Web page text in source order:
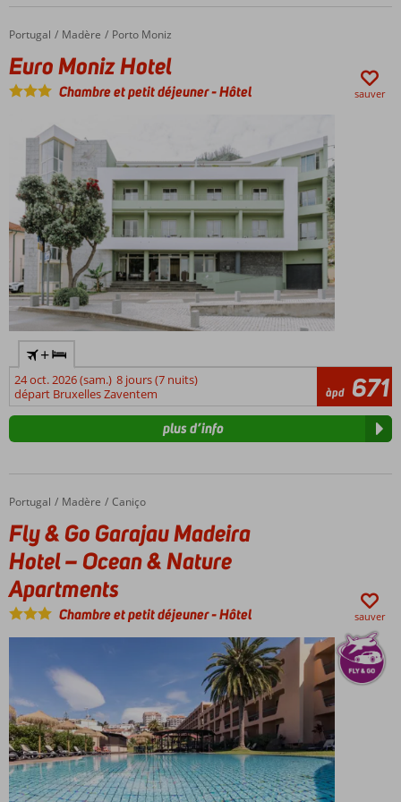
Belle
sur le
toit
Également
des
de 2 pièces
Petit
déjeuner
ou demi-
pension
également
possible
Accueil
Portugal Madère Porto Moniz
Euro Moniz Hotel
Euro Moniz Hotel
Chambre et petit déjeuner-Hôtel sauver
+
24 oct. 2026 (sam.) 8 jours (7 nuits)
départ Bruxelles Zaventem
àpd 671
plus d’info
Accueil
Portugal Madère Caniço
Fly & Go Garajau Madeira Hotel – Ocean & Nature Apartments
Fly & Go Garajau Madeira
Hotel – Ocean & Nature
Apartments
Chambre et petit déjeuner-Hôtel sauver